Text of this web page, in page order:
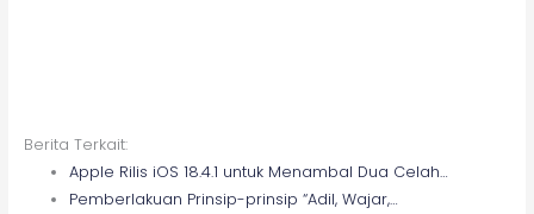
Berita Terkait:
Apple Rilis iOS 18.4.1 untuk Menambal Dua Celah…
Pemberlakuan Prinsip-prinsip “Adil, Wajar,…